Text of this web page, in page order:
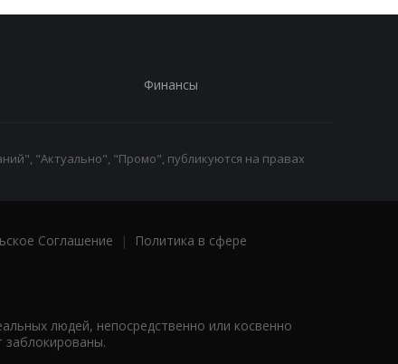
Финансы
"Актуально", "Промо", публикуются на правах
Соглашение |
Политика в сфере
людей, непосредственно или косвенно
заблокированы.